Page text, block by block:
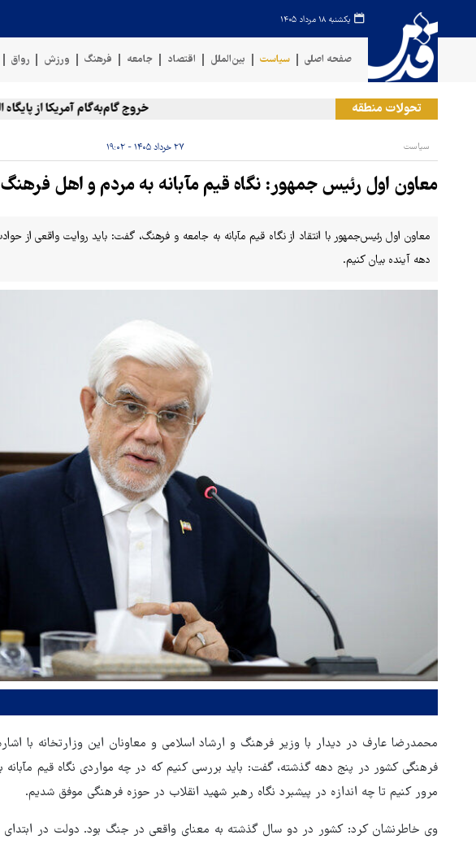
یکشنبه ۱۸ مرداد ۱۴۰۵
صفحه اصلی سیاست بین‌الملل اقتصاد جامعه فرهنگ ورزش رواق
تحولات منطقه خروج گام‌به‌گام آمریکا از پایگاه
سیاست ۲۷ خرداد ۱۴۰۵ - ۱۹:۰۲
معاون اول رئیس جمهور: نگاه قیم مآبانه به مردم و اهل
معاون اول رئیس‌جمهور با انتقاد از نگاه قیم مآبانه به جامعه و فرهنگ، گفت: باید روایت واقعی از
دهه آینده بیان کنیم.
محمدرضا عارف در دیدار با وزیر فرهنگ ‌و ارشاد اسلامی و معاونان این وزارتخانه با
فرهنگی کشور در پنج دهه گذشته، گفت: باید بررسی کنیم که در چه مواردی نگاه قیم مآبانه
مرور کنیم تا چه اندازه در پیشبرد نگاه رهبر شهید انقلاب در حوزه فرهنگی موفق شدیم.
وی خاطرنشان کرد: کشور در دو سال گذشته به معنای واقعی در جنگ بود. دولت در ابتدای